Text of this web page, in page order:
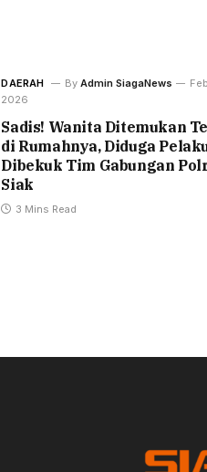
DAERAH By Admin SiagaNews
2026
Sadis! Wanita Ditemukan
di Rumahnya, Diduga
Dibekuk Tim Gabungan
Siak
3 Mins Read